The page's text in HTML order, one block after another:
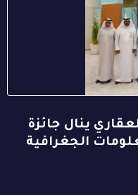
ينال جائزة
الجغرافية